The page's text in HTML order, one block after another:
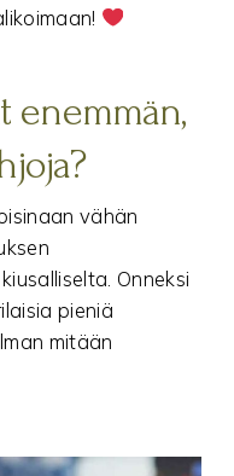
enemmän,
vähän
Onneksi
pieniä
mitään